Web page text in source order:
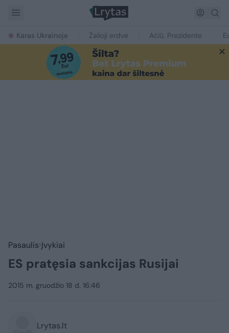
Karas Ukrainoje Žalioji erdvė Ačiū, Prezidente
Pasaulis Įvykiai
ES pratęsia sankcijas Rusijai
2015 m. gruodžio 18 d. 16:46
Lrytas.lt